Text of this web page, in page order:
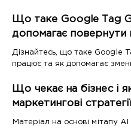
Що таке Google Tag
допомагає повернути
Дізнайтесь, що таке Google
працює та як допомагає
Що чекає на бізнес і
маркетингові
Матеріал на основі мітапу